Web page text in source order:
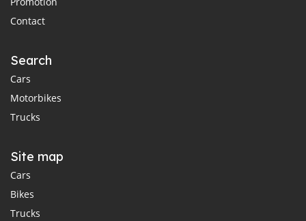
Contact
Search
Cars
Motorbikes
Trucks
Site map
Cars
Bikes
Trucks